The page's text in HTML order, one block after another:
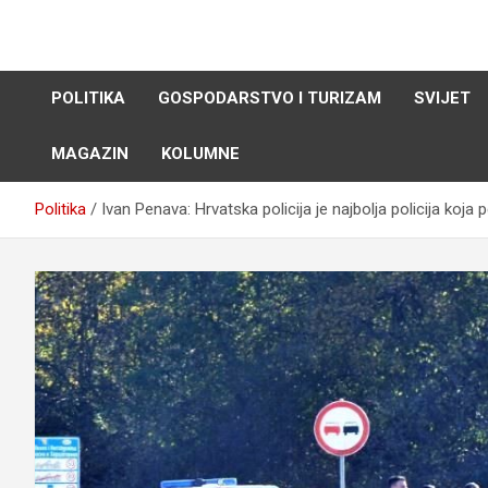
POLITIKA
GOSPODARSTVO I TURIZAM SVIJET
MAGAZIN KOLUMNE
Politika Ivan Penava: Hrvatska policija je najbolja policija koja